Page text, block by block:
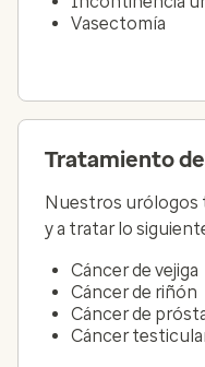
Vasectomía
Tratamiento
Nuestros urólogos
y a tratar lo
Cáncer de vejiga
Cáncer de riñón
Cáncer de
Cáncer